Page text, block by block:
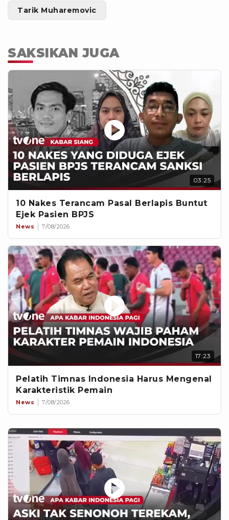
Tarik Muharemovic
SAKSIKAN JUGA
03:25
10 Nakes Terancam Pasal Berlapis Buntut
Ejek Pasien BPJS
News 7/08/2026
17:23
Pelatih Timnas Indonesia Harus Mengenal
Karakteristik Pemain
News 7/08/2026